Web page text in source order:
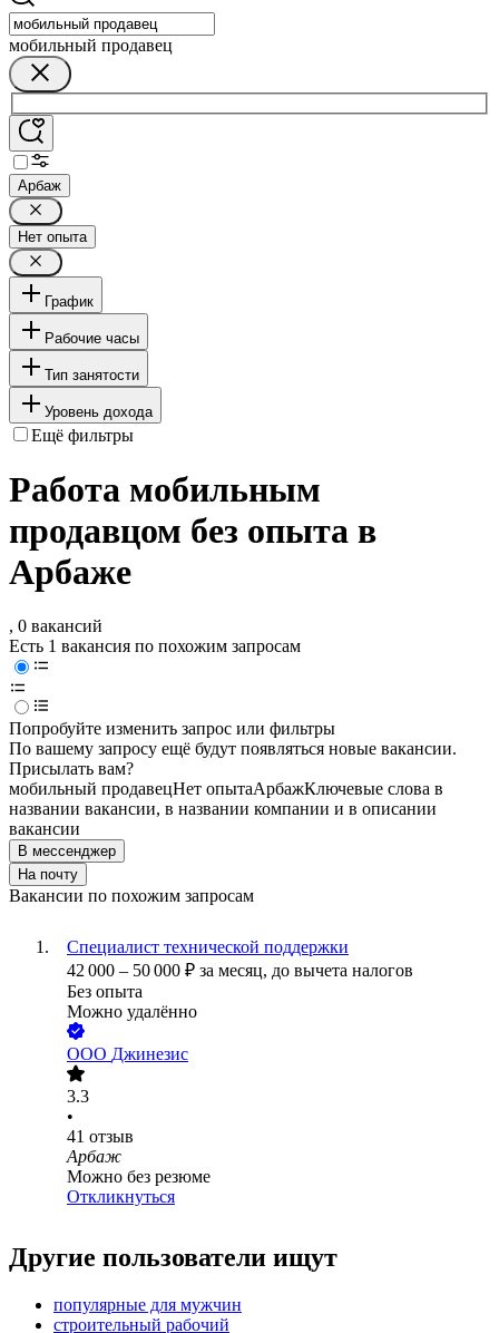
мобильный продавец
Арбаж
Нет опыта
График
Рабочие часы
Тип занятости
Уровень дохода
Ещё фильтры
Работа мобильным
продавцом без опыта в
Арбаже
, 0 вакансий
Есть 1 вакансия по похожим запросам
Попробуйте изменить запрос или фильтры
По вашему запросу ещё будут появляться новые вакансии.
Присылать вам?
мобильный продавецНет опытаАрбажКлючевые слова в
названии вакансии, в названии компании и в описании
вакансии
В мессенджер
На почту
Вакансии по похожим запросам
Специалист технической поддержки
42 000 – 50 000 ₽ за месяц, до вычета налогов
Без опыта
Можно удалённо
ООО Джинезис
3.3
•
41 отзыв
Арбаж
Можно без резюме
Откликнуться
Другие пользователи ищут
популярные для мужчин
строительный рабочий